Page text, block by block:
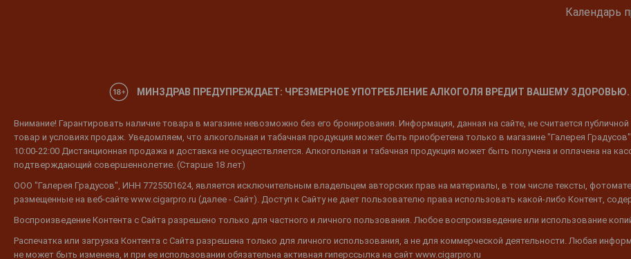
Календарь
МИНЗДРАВ ПРЕДУПРЕЖДАЕТ: ЧРЕЗМЕРНОЕ УПОТРЕБЛЕНИЕ АЛКОГОЛЯ ВРЕДИТ ВАШЕМУ
Внимание! Гарантировать наличие товара в магазине невозможно без его бронирования. Информация, данная на сайте, не считается
товар и условиях продаж. Уведомляем, что алкогольная и табачная продукция может быть приобретена только в магазине "Галерея
10:00-22:00 Дистанционная продажа и доставка не осуществляется. Алкогольная и табачная продукция может быть получена и оплачена на
подтверждающий совершеннолетие. (Старше 18 лет)
ООО "Галерея Градусов", ИНН 7725501624, является исключительным владельцем авторских прав на материалы, в том числе тексты,
размещенные на веб-сайте www.cigarpro.ru (далее - Сайт). Доступ к Сайту не дает пользователю права использовать какой-либо Контент,
Воспроизведение Контента с Сайта разрешено только для частного и личного пользования. Любое воспроизведение или использование
Распечатка или загрузка Контента с Сайта разрешена только для личного использования, а не для коммерческой деятельности. Любая
не может быть изменена, и при ее использовании обязательна активная гиперссылка на сайт www.cigarpro.ru